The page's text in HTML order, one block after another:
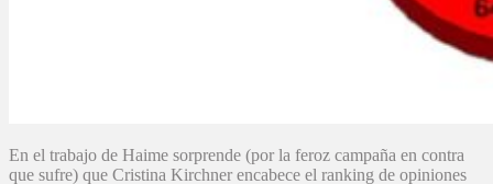
En el trabajo de Haime sorprende (por la feroz campaña en contra
que sufre) que Cristina Kirchner encabece el ranking de opiniones